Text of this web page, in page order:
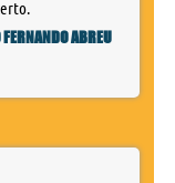
ABREU